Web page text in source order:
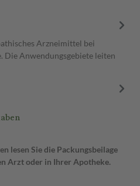
Arzneimittel bei
Die Anwendungsgebiete leiten
lesen Sie die Packungsbeilage
Arzt oder in Ihrer Apotheke.